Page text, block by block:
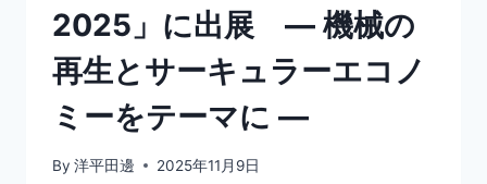
2025」に出展 ― 機械の
再生とサーキュラーエコノ
ミーをテーマに ―
By 洋平田邊 2025年11月9日